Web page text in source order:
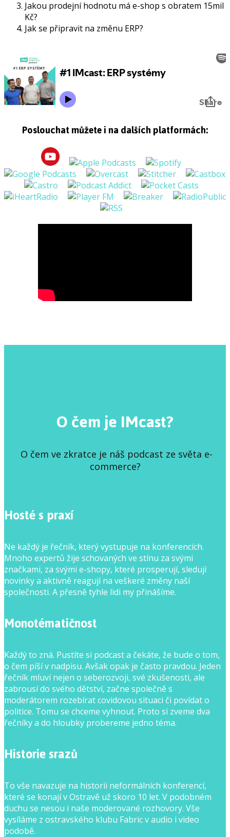
Jakou prodejní hodnotu má e-shop s obratem 15mil
Kč?
Jak se připravit na změnu ERP?
Poslouchat můžete i na dalších platformách:
O čem je IMcast?
O čem ve zkratce je náš podcast ze světa e-
commerce?
Hosté s praxí
Ne každý je řečník, který vystupuje na konferencích.
Mnoho expertů žije schovaných ve stínu za svými
značkami, za svými e-shopy, které prosperují, sledují
novinky a aktivně reagují na veškeré změny naší
společnosti. A přesně tyhle lidi my přinášíme.
Monotématičnost
Každý to zná. Pustíte si podcast a čekáte, že bude o tom,
o čem píší v nadpisu. Avšak opak je často pravdou. Jeden
řečník mluví nejen o seberozvoji, své zkušenosti, ale
zabrousí do svého dětství, začne společně s
moderátorem rozebírat covidovou situaci či povídat o
politice. Tomu se chceme vyhnout. Proto si zveme dva
řečníky a do hloubky probereme jedno téma.
Historie srazů
To vše navazuje na historii neformálních konferencí,
které se konají v Ostravě už skoro 10 let. V podobném
duchu se nesou i naše moderované rozhovory. Vše
vysíláme z ostravského klubu Fabric v audio i video
podobě.